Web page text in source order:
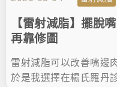
【雷射減脂】擺脫
再靠修圖
雷射減脂可以改善嘴邊
於是我選擇在楊氏羅丹